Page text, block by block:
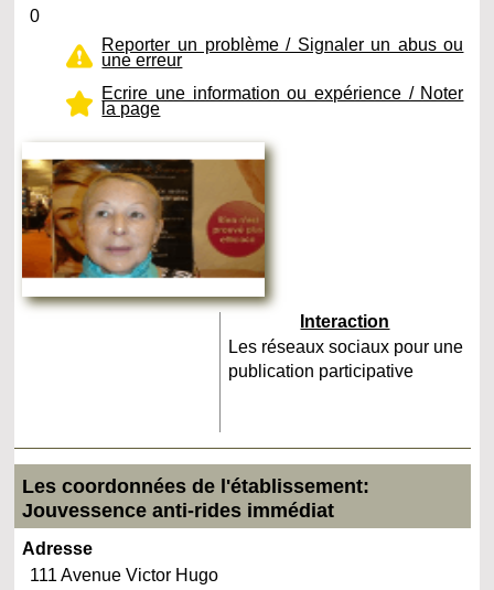
0
Reporter un problème / Signaler un abus ou
une erreur
Ecrire une information ou expérience / Noter
la page
Interaction
Les réseaux sociaux pour une
publication participative
Les coordonnées de l'établissement:
Jouvessence anti-rides immédiat
Adresse
111 Avenue Victor Hugo